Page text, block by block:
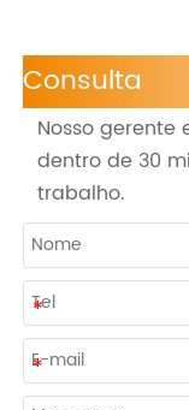
Consulta
Nosso
dentro de 30
trabalho.